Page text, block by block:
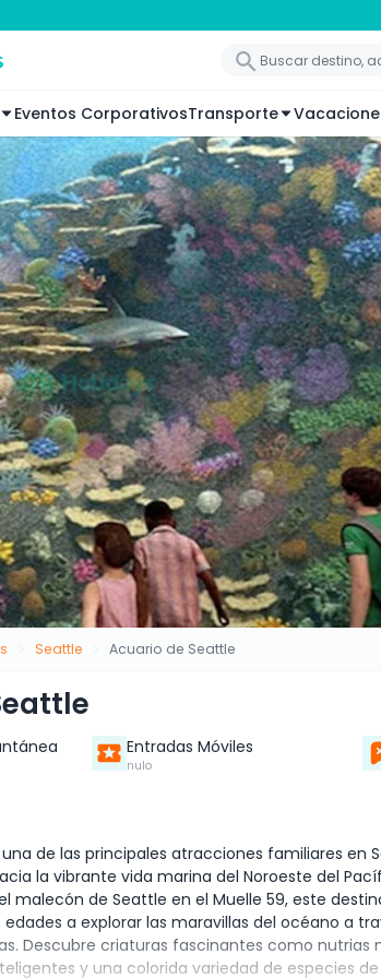
Eventos CorporativosTransporte
Seattle Acuario de Seattle
Entradas Móviles
nulo
de las principales atracciones familiares en
la vibrante vida marina del Noroeste del
malecón de Seattle en el Muelle 59, este
a explorar las maravillas del océano a
Descubre criaturas fascinantes como nutrias
y una colorida variedad de especies